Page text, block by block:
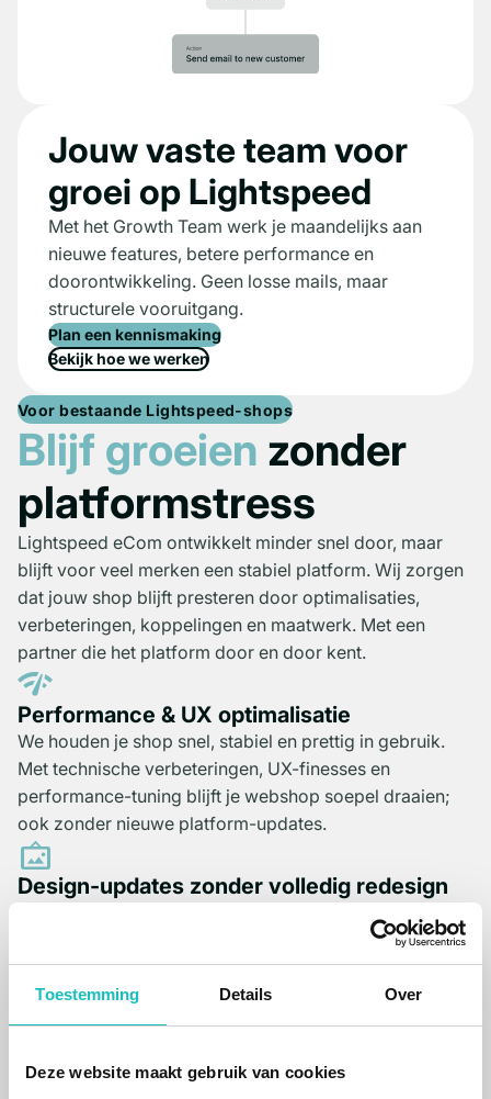
Toestemming Details Over
Deze website maakt gebruik van cookies
Jouw vaste team voor
groei op Lightspeed
Met het Growth Team werk je maandelijks aan
nieuwe features, betere performance en
doorontwikkeling. Geen losse mails, maar
structurele vooruitgang.
Plan een kennismaking
Bekijk hoe we werken
Voor bestaande Lightspeed-shops
Blijf groeien zonder
platformstress
Lightspeed eCom ontwikkelt minder snel door, maar
blijft voor veel merken een stabiel platform. Wij zorgen
dat jouw shop blijft presteren door optimalisaties,
verbeteringen, koppelingen en maatwerk. Met een
partner die het platform door en door kent.
network_check
Performance & UX optimalisatie
We houden je shop snel, stabiel en prettig in gebruik.
Met technische verbeteringen, UX-finesses en
performance-tuning blijft je webshop soepel draaien;
ook zonder nieuwe platform-updates.
wall_art
Design-updates zonder volledig redesign
relevant te blijven. We frissen je bestaande design op
met gerichte verbeteringen die direct effect hebben op
uitstraling én conversie.
ear_sound
Je staat nooit alleen. Bij problemen, foutmeldingen of